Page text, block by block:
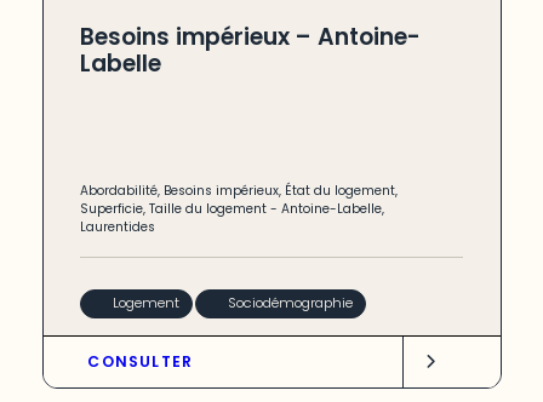
Besoins impérieux – Antoine-
Labelle
Abordabilité, Besoins impérieux, État du logement,
Superficie,Taille du logement -Antoine-Labelle,
Laurentides
Logement Sociodémographie
CONSULTER